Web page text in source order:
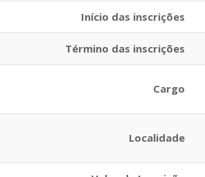
Início das inscrições
Término das inscrições
Cargo
Localidade